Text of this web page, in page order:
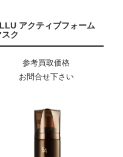
アクティブフォーム
スク
参考買取価格
お問合せ下さい